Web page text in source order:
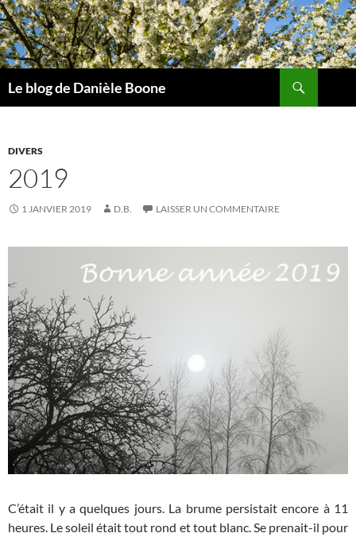
Aller
au
contenu
Le blog de Danièle Boone
DIVERS
2019
1 JANVIER 2019 D.B. LAISSER UN COMMENTAIRE
C’était il y a quelques jours. La brume persistait encore à 11
heures. Le soleil était tout rond et tout blanc. Se prenait-il pour